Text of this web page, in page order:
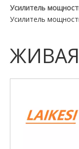
Усилитель
ЖИВАЯ